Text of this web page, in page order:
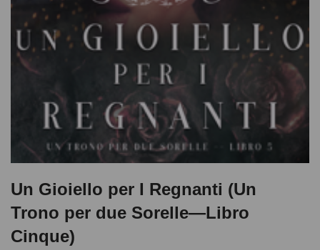
Un Gioiello per I Regnanti (Un
Trono per due Sorelle—Libro
Cinque)